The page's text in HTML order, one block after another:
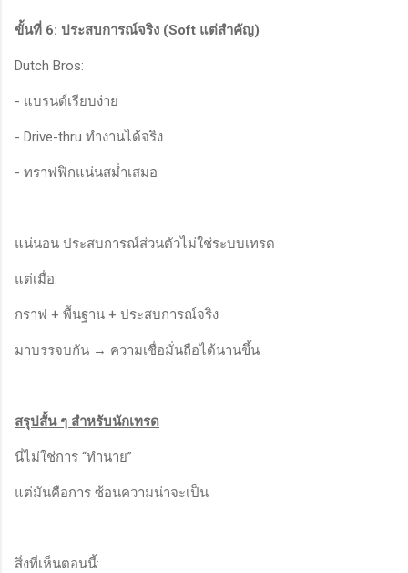
ขั้นที่ 6: ประสบการณ์จริง (Soft แต่สำคัญ)
Dutch Bros:
- แบรนด์เรียบง่าย
- Drive-thru ทำงานได้จริง
- ทราฟฟิกแน่นสม่ำเสมอ
แน่นอน ประสบการณ์ส่วนตัวไม่ใช่ระบบเทรด
แต่เมื่อ:
กราฟ + พื้นฐาน + ประสบการณ์จริง
มาบรรจบกัน → ความเชื่อมั่นถือได้นานขึ้น
สรุปสั้น ๆ สำหรับนักเทรด
นี่ไม่ใช่การ “ทำนาย”
แต่มันคือการ ซ้อนความน่าจะเป็น
สิ่งที่เห็นตอนนี้: